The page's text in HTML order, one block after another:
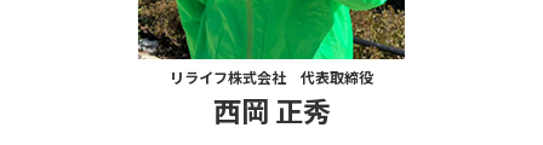
リライフ株式会社 代表取締役
西岡 正秀